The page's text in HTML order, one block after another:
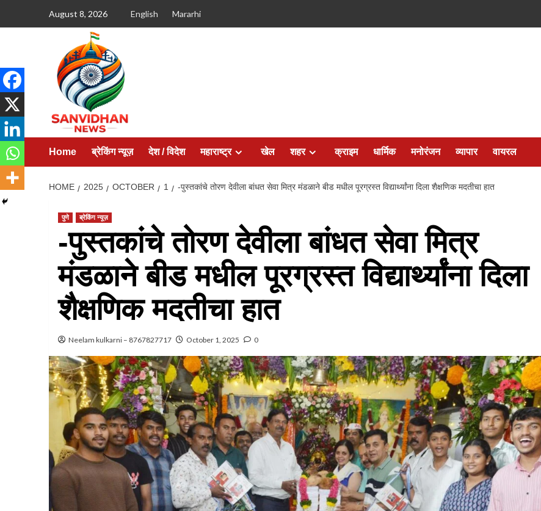
August 8, 2026 English Mararhi
Home ब्रेकिंग न्यूज़ देश / विदेश महाराष्ट्र खेल शहर क्राइम धार्मिक मनोरंजन व्यापार वायरल
HOME 2025 OCTOBER 1 -पुस्तकांचे तोरण देवीला बांधत सेवा मित्र मंडळाने बीड मधील पूरग्रस्त विद्यार्थ्यांना दिला शैक्षणिक मदतीचा हात
पुणे ब्रेकिंग न्यूज़
-पुस्तकांचे तोरण देवीला बांधत सेवा मित्र
मंडळाने बीड मधील पूरग्रस्त विद्यार्थ्यांना दिला
शैक्षणिक मदतीचा हात
Neelam kulkarni – 8767827717 October 1, 2025 0